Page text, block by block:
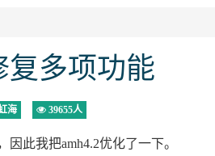
复多项功能
海 39655人
此我把amh4.2优化了一下。